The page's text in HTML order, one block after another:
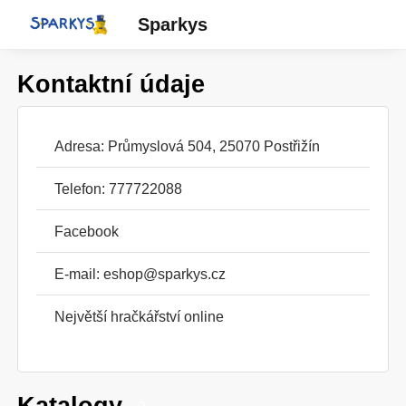
Sparkys
Kontaktní údaje
Adresa: Průmyslová 504, 25070 Postřižín
Telefon: 777722088
Facebook
E-mail: eshop@sparkys.cz
Největší hračkářství online